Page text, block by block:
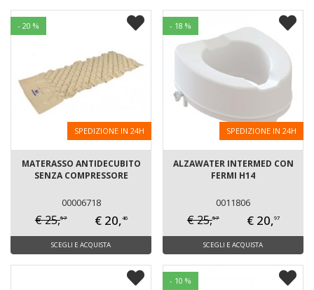
- 20 %
SPEDIZIONE IN 24H
MATERASSO ANTIDECUBITO
SENZA COMPRESSORE
00006718
€ 25,57 € 20,46
SCEGLI E ACQUISTA
- 18 %
SPEDIZIONE IN 24H
ALZAWATER INTERMED CON
FERMI H14
0011806
€ 25,57 € 20,97
SCEGLI E ACQUISTA
- 10 %